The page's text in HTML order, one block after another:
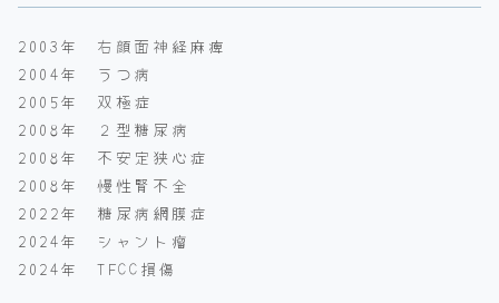
2003年 右顔面神経麻痺
2004年 うつ病
2005年 双極症
2008年 ２型糖尿病
2008年 不安定狭心症
2008年 慢性腎不全
2022年 糖尿病網膜症
2024年 シャント瘤
2024年 TFCC損傷